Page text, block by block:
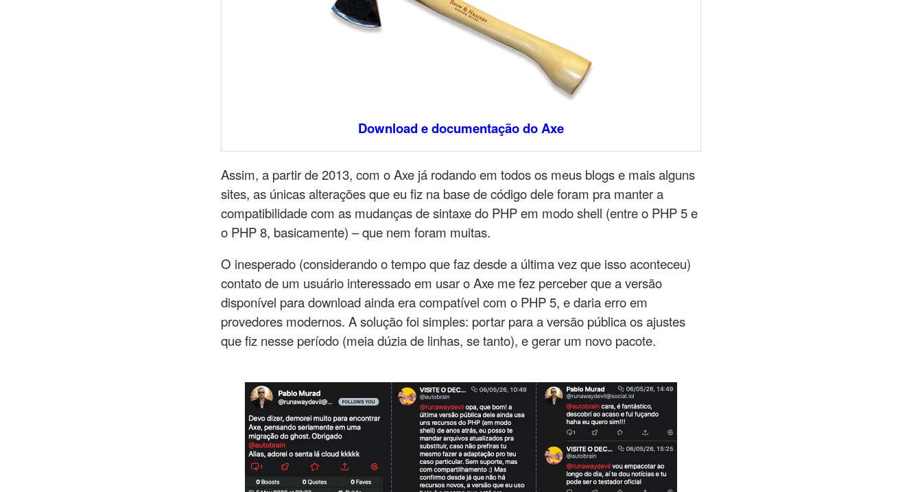
Download e documentação do Axe
Assim, a partir de 2013, com o Axe já rodando em todos os meus blogs e mais alguns
sites, as únicas alterações que eu fiz na base de código dele foram pra manter a
compatibilidade com as mudanças de sintaxe do PHP em modo shell (entre o PHP 5 e
o PHP 8, basicamente) – que nem foram muitas.
O inesperado (considerando o tempo que faz desde a última vez que isso aconteceu)
contato de um usuário interessado em usar o Axe me fez perceber que a versão
disponível para download ainda era compatível com o PHP 5, e daria erro em
provedores modernos. A solução foi simples: portar para a versão pública os ajustes
que fiz nesse período (meia dúzia de linhas, se tanto), e gerar um novo pacote.